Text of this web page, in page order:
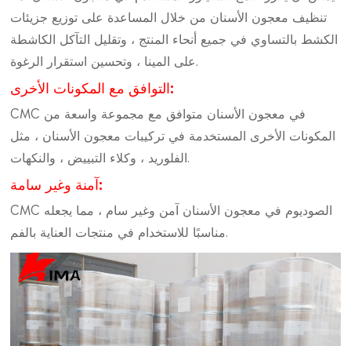
تنظيف معجون الأسنان من خلال المساعدة على توزيع جزيئات
الكشط بالتساوي في جميع أنحاء المنتج ، وتقليل التآكل الكاشطة
على المينا ، وتحسين استقرار الرغوة.
التوافق مع المكونات الأخرى:
CMC في معجون الأسنان متوافق مع مجموعة واسعة من
المكونات الأخرى المستخدمة في تركيبات معجون الأسنان ، مثل
الفلوريد ، وكلاء التبييض ، والنكهات.
آمنة وغير سامة:
CMC الصوديوم في معجون الأسنان آمن وغير سام ، مما يجعله
مناسبًا للاستخدام في منتجات العناية بالفم.